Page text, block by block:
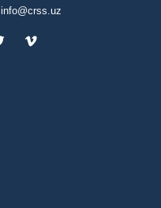
info@crss.uz